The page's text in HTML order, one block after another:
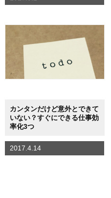
カンタンだけど意外とできて
いない？すぐにできる仕事効
率化3つ
2017.4.14